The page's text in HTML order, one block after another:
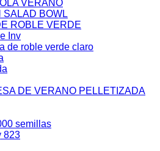
VERANO
SALAD BOWL
ROBLE VERDE
Inv
de roble verde claro
DE VERANO PELLETIZADA
semillas
823